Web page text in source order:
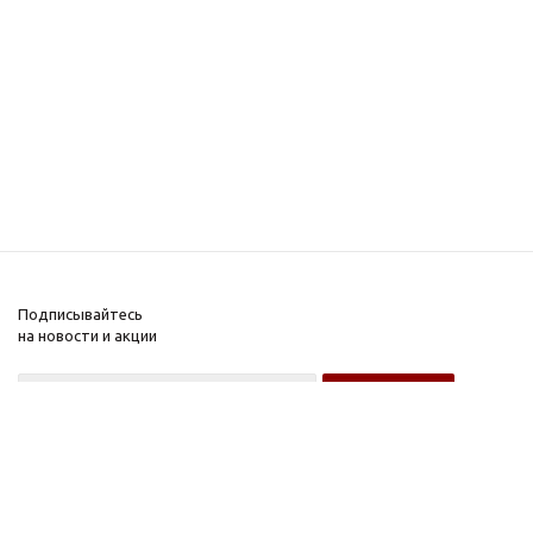
Подписывайтесь
на новости и акции